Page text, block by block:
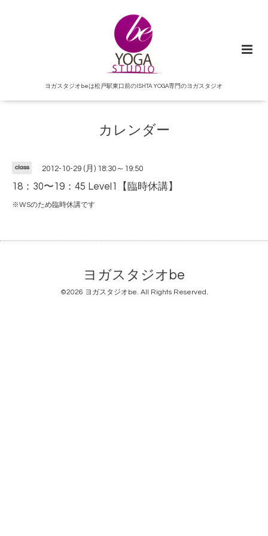
ヨガスタジオbeは松戸駅東口前のISHTA YOGA専門のヨガスタジオ
カレンダー
class 2012-10-29 (月) 18:30～19:50
18：30〜19：45 Level1【臨時休講】
※WSのため臨時休講です
ヨガスタジオbe
©2026 ヨガスタジオbe. All Rights Reserved.